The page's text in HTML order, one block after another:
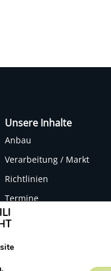
Unsere Inhalte
Anbau
Verarbeitung / Markt
Richtlinien
Termine
Aktuelles
SUISSE-Projekt
Informationen des